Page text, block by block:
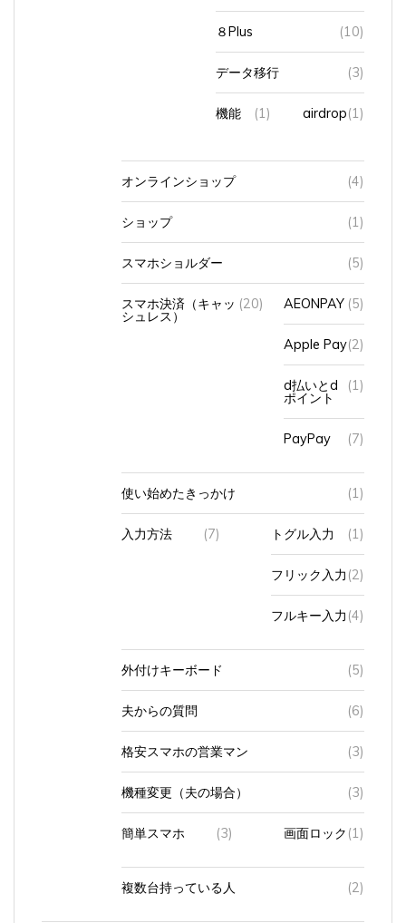
８Plus (10)
データ移行 (3)
機能 (1) airdrop(1)
オンラインショップ (4)
ショップ (1)
スマホショルダー (5)
スマホ決済（キャッ
シュレス）
(20) AEONPAY (5)
Apple Pay(2)
d払いとd
ポイント
(1)
PayPay (7)
使い始めたきっかけ (1)
入力方法 (7) トグル入力 (1)
フリック入力 (2)
フルキー入力 (4)
外付けキーボード (5)
夫からの質問 (6)
格安スマホの営業マン (3)
機種変更（夫の場合） (3)
簡単スマホ (3) 画面ロック (1)
複数台持っている人 (2)